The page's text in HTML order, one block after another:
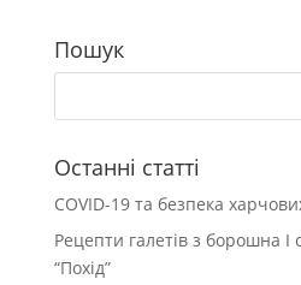
Пошук
Останні статті
COVID-19 та безпека
Рецепти галетів з борошна І
“Похід”